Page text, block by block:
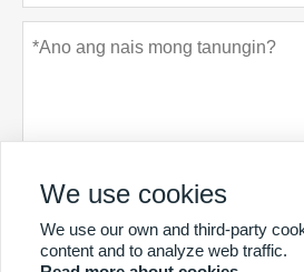
Ipasa Patakaran sa
We use cookies
We use our own and third-party
content and to analyze web traffic.